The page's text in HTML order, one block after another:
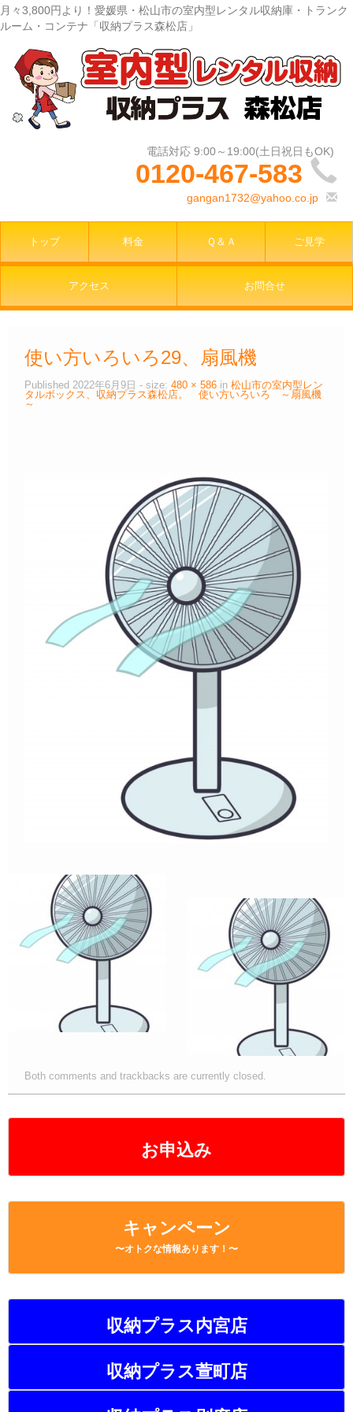
月々3,800円より！愛媛県・松山市の室内型レンタル収納庫・トランク
ルーム・コンテナ「収納プラス森松店」
0120-467-583
gangan1732@yahoo.co.jp
トップ 料金 Ｑ＆Ａ ご見学
アクセス お問合せ
お申込み
キャンペーン
〜オトクな情報あります！〜
収納プラス内宮店
収納プラス萱町店
使い方いろいろ29、扇風機
Published 2022年6月9日 - size: 480 × 586 in 松山市の室内型レン
タルボックス、収納プラス森松店。 使い方いろいろ ～扇風機
～
Both comments and trackbacks are currently closed.